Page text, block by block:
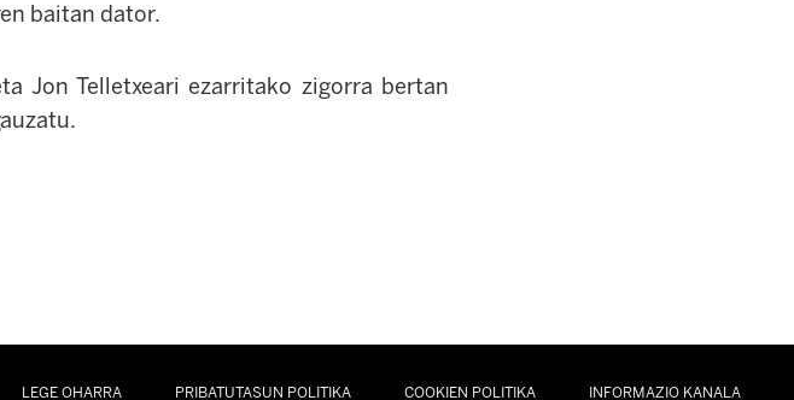
baitan dator.
Jon Telletxeari ezarritako zigorra bertan
LEGE OHARRA PRIBATUTASUN POLITIKA COOKIEN POLITIKA INFORMAZIO KANALA